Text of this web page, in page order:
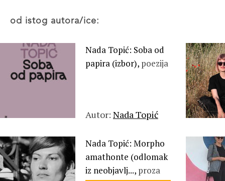
od istog autora/ice:
Nada Topić: Soba od
papira (izbor), poezija
Autor: Nada Topić
Nada Topić: Morpho
amathonte (odlomak
iz neobjavlj..., proza